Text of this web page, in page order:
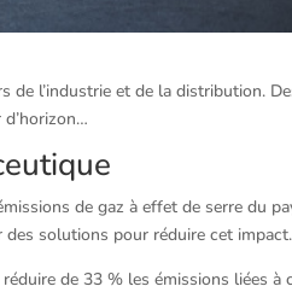
de l’industrie et de la distribution.
de gaz à effet de serre du
solutions pour réduire cet impact.
de 33 % les émissions liées à